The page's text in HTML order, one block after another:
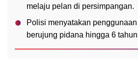
melaju pelan di persimpangan.
Polisi menyatakan
berujung pidana hingga 6